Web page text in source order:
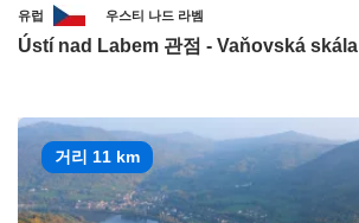
유럽 우스티 나드 라벰
Ústí nad Labem 관점 - Vaňovská skála
거리 11 km